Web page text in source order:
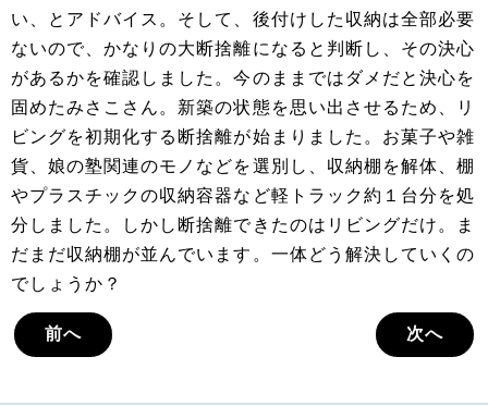
い、とアドバイス。そして、後付けした収納は全部必要
ないので、かなりの大断捨離になると判断し、その決心
があるかを確認しました。今のままではダメだと決心を
固めたみさこさん。新築の状態を思い出させるため、リ
ビングを初期化する断捨離が始まりました。お菓子や雑
貨、娘の塾関連のモノなどを選別し、収納棚を解体、棚
やプラスチックの収納容器など軽トラック約１台分を処
分しました。しかし断捨離できたのはリビングだけ。ま
だまだ収納棚が並んでいます。一体どう解決していくの
でしょうか？
前へ 次へ